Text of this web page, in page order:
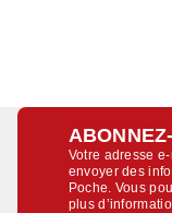
Votre adresse
envoyer des
Poche. Vous
plus